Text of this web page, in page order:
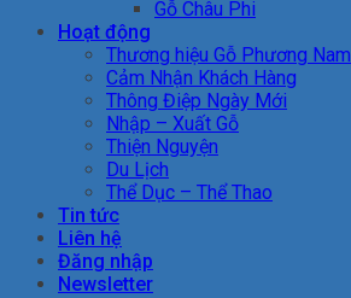
Gỗ Châu Phi
Hoạt động
Thương hiệu Gỗ Phương Nam
Cảm Nhận Khách Hàng
Thông Điệp Ngày Mới
Nhập – Xuất Gỗ
Thiện Nguyện
Du Lịch
Thể Dục – Thể Thao
Tin tức
Liên hệ
Đăng nhập
Newsletter